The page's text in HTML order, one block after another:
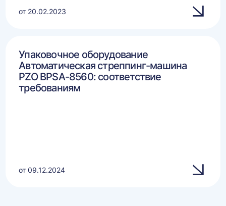
от 20.02.2023
Упаковочное оборудование
Автоматическая стреппинг-машина
PZO BPSA-8560: соответствие
требованиям
от 09.12.2024